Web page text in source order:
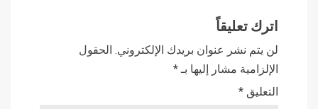
اترك تعليقاً
لن يتم نشر عنوان بريدك الإلكتروني. الحقول
الإلزامية مشار إليها بـ*
التعليق *